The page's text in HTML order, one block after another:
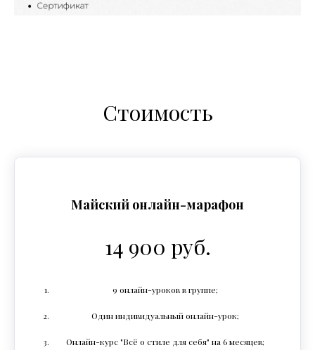
Стоимость
Майский онлайн-марафон
14 900 руб.
9 онлайн-уроков в группе;
Один индивидуальный онлайн-урок;
Онлайн-курс "Всё о стиле для себя" на 6 месяцев;